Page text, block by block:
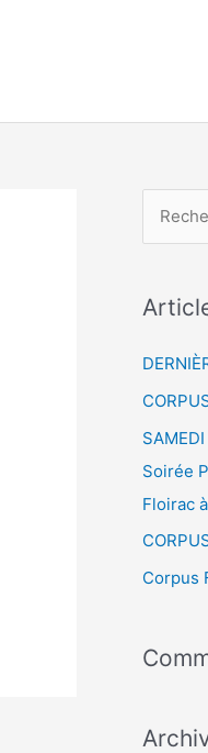
h
e
h
e
r
:
Soirée
Floirac
Corpus